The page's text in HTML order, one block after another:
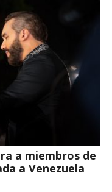
a miembros de
a Venezuela